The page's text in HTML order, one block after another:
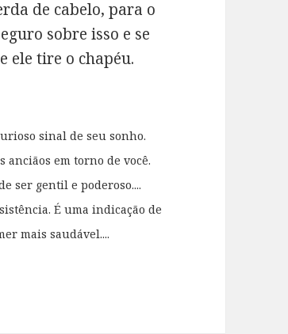
de cabelo, para o
sobre isso e se
ele tire o chapéu.
sinal de seu sonho.
em torno de você.
ser gentil e poderoso....
É uma indicação de
mais saudável....